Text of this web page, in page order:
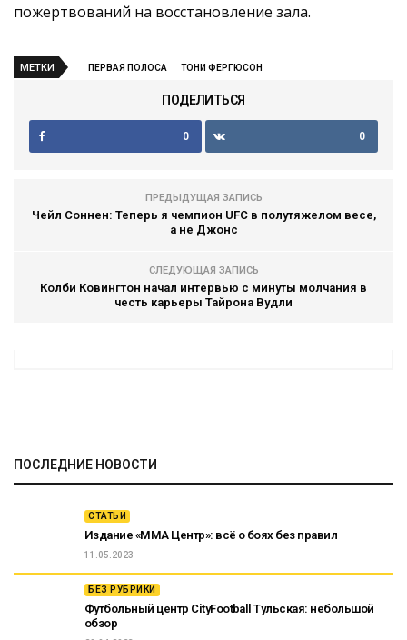
пожертвований на восстановление зала.
МЕТКИ ПЕРВАЯ ПОЛОСА ТОНИ ФЕРГЮСОН
ПОДЕЛИТЬСЯ
0 0
ПРЕДЫДУЩАЯ ЗАПИСЬ
Чейл Соннен: Теперь я чемпион UFC в полутяжелом весе,
а не Джонс
СЛЕДУЮЩАЯ ЗАПИСЬ
Колби Ковингтон начал интервью с минуты молчания в
честь карьеры Тайрона Вудли
ПОСЛЕДНИЕ НОВОСТИ
СТАТЬИ
Издание «ММА Центр»: всё о боях без правил
11.05.2023
БЕЗ РУБРИКИ
Футбольный центр CityFootball Тульская: небольшой
обзор